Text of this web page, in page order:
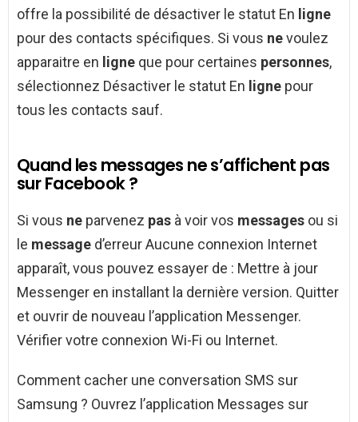
offre la possibilité de désactiver le statut En ligne
pour des contacts spécifiques. Si vous nevoulez
apparaitre en ligne que pour certaines personnes,
sélectionnez Désactiver le statut En ligne pour
tous les contacts sauf.
Quand les messages ne s’affichent pas
sur Facebook ?
Si vous ne parvenez pas à voir vos messages ou si
le message d’erreur Aucune connexion Internet
apparaît, vous pouvez essayer de : Mettre à jour
Messenger en installant la dernière version. Quitter
et ouvrir de nouveau l’application Messenger.
Vérifier votre connexion Wi-Fi ou Internet.
Comment cacher une conversation SMS sur
Samsung ? Ouvrez l’application Messages sur